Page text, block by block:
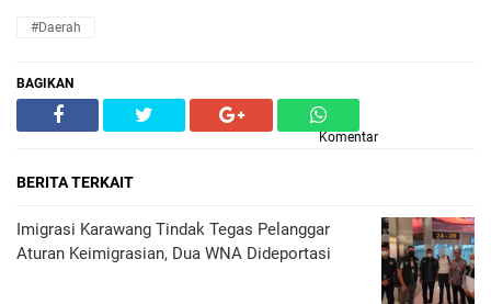
#daerah
BAGIKAN
Komentar
BERITA TERKAIT
Imigrasi Karawang Tindak Tegas Pelanggar
Aturan Keimigrasian, Dua WNA Dideportasi